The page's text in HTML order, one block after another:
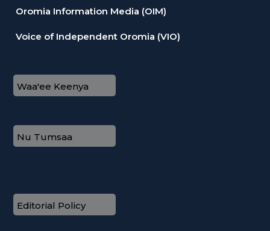
Oromia Information Media (OIM)
Voice of Independent Oromia (VIO)
Waa'ee Keenya
Nu Tumsaa
Editorial Policy